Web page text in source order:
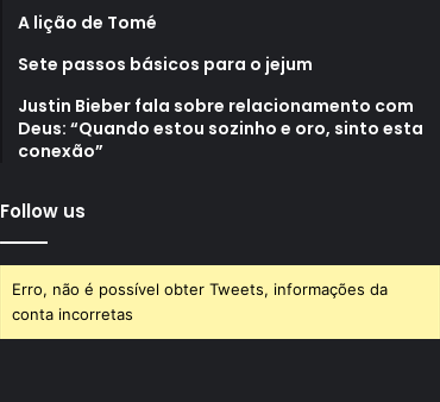
A lição de Tomé
Sete passos básicos para o jejum
Justin Bieber fala sobre relacionamento com
Deus: “Quando estou sozinho e oro, sinto esta
conexão”
Follow us
Erro, não é possível obter Tweets, informações da
conta incorretas